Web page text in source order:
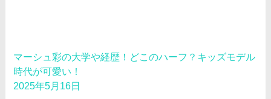
マーシュ彩の大学や経歴！どこのハーフ？キッズモデル
時代が可愛い！
2025年5月16日